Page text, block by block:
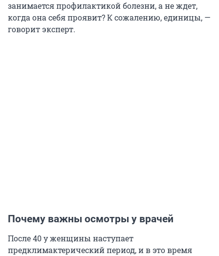
занимается профилактикой болезни, а не ждет,
когда она себя проявит? К сожалению, единицы, —
говорит эксперт.
Почему важны осмотры у врачей
После 40 у женщины наступает
предклимактерический период, и в это время